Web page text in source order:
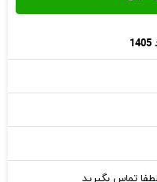
تماس بگیرید